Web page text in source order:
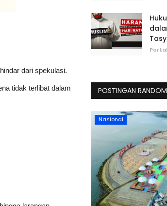
dari spekulasi.
tidak terlibat dalam
POSTINGAN RANDOM
Berita Islam